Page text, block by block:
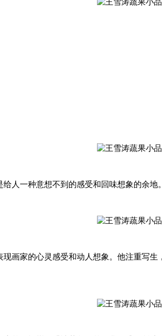
人一种意想不到的感受和回味想象的余地。
画家的心灵感受和动人想象。他注重写